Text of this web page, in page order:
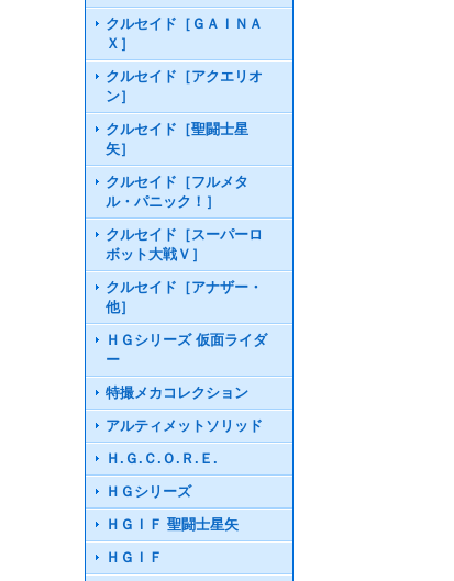
クルセイド［ＧＡＩＮＡ
Ｘ］
クルセイド［アクエリオ
ン］
クルセイド［聖闘士星
矢］
クルセイド［フルメタ
ル・パニック！］
クルセイド［スーパーロ
ボット大戦Ｖ］
クルセイド［アナザー・
他］
ＨＧシリーズ 仮面ライダ
ー
特撮メカコレクション
アルティメットソリッド
Ｈ.Ｇ.Ｃ.Ｏ.Ｒ.Ｅ.
ＨＧシリーズ
ＨＧＩＦ 聖闘士星矢
ＨＧＩＦ